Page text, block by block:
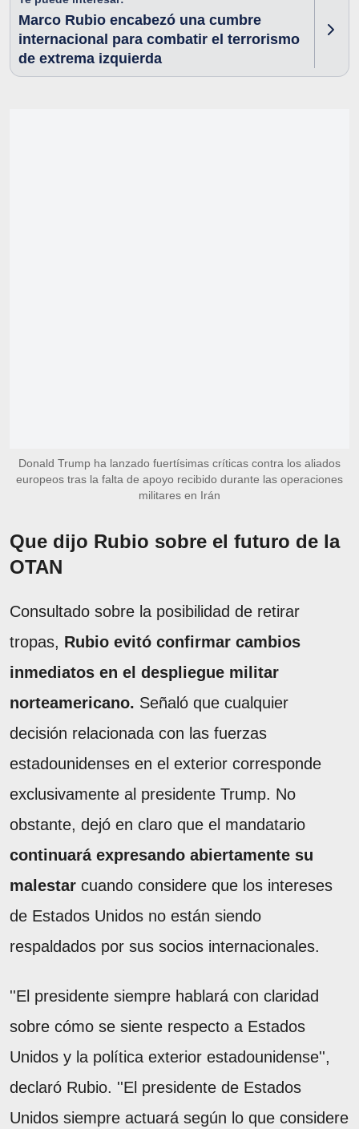
Marco Rubio encabezó una cumbre
internacional para combatir el terrorismo
de extrema izquierda
Donald Trump ha lanzado fuertísimas críticas contra los aliados
europeos tras la falta de apoyo recibido durante las operaciones
militares en Irán
Que dijo Rubio sobre el futuro de la
OTAN
Consultado sobre la posibilidad de retirar
tropas, Rubio evitó confirmar cambios
inmediatos en el despliegue militar
norteamericano. Señaló que cualquier
decisión relacionada con las fuerzas
estadounidenses en el exterior corresponde
exclusivamente al presidente Trump. No
obstante, dejó en claro que el mandatario
continuará expresando abiertamente su
malestar cuando considere que los intereses
de Estados Unidos no están siendo
respaldados por sus socios internacionales.
''El presidente siempre hablará con claridad
sobre cómo se siente respecto a Estados
Unidos y la política exterior estadounidense'',
declaró Rubio. ''El presidente de Estados
Unidos siempre actuará según lo que considere